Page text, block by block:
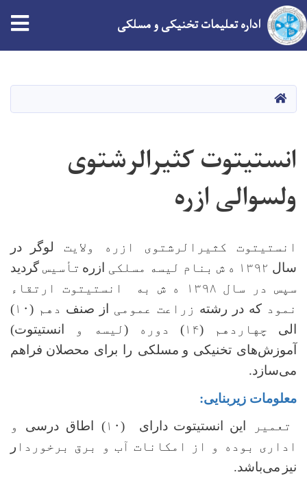
content
اداره تعلیمات تخنیکی و مسلکی
HOME
انستیتوت کثیرالرشتوی
ولسوالی ازره
انستیتوت کثیرالرشتوی ازره ولایت لوگر
در
سال ۱۳۹۲ ه ش بنام لیسه مسلکی ازره تأسیس گردید
سپس در سال ۱۳۹۸ ه ش به انستیتوت ارتقاء
نمودکه در رشته زراعت عمومی از صنف دهم (۱۰)
الی چهاردهم (۱۴) دوره (لیسه و
انستیتوت)
آموزش‌های تخنیکی و مسلکی را برای محصلان فراهم‌
می‌سازد.
معلومات زیربنایی:
تعمیر
این انستیتوت دارای (۱۰) اطاق درسی و
اداری بوده و از امکانات آب و برق برخوردا ر
نیز می‌باشد.